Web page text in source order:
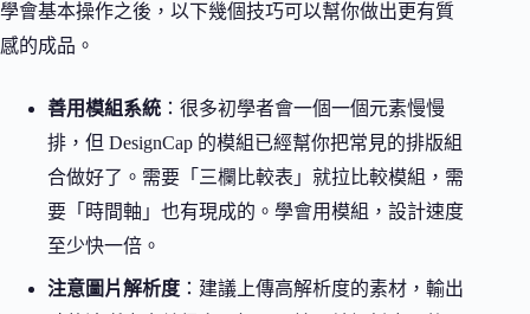
學會基本操作之後，以下幾個技巧可以幫你做出更有質
感的成品。
善用模組系統 ：很多初學者會一個一個元素慢慢
排，但 DesignCap 的模組已經幫你把常見的排版組
合做好了。需要「三欄比較表」就拉比較模組，需
要「時間軸」也有現成的。學會用模組，設計速度
至少快一倍。
注意圖片解析度 ：建議上傳高解析度的素材，輸出